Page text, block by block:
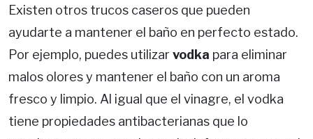
Existen otros trucos caseros que pueden
ayudarte a mantener el baño en perfecto estado.
Por ejemplo, puedes utilizar vodka para eliminar
malos olores y mantener el baño con un aroma
fresco y limpio. Al igual que el vinagre, el vodka
tiene propiedades antibacterianas que lo